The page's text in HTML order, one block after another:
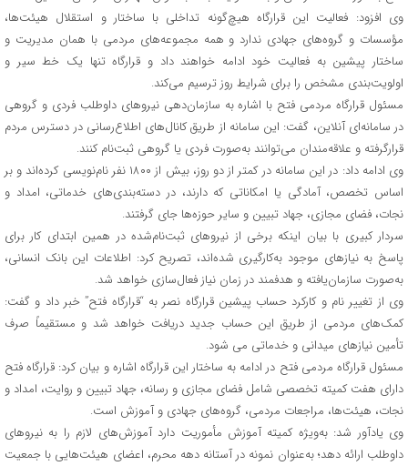
وی افزود: فعالیت این قرارگاه هیچ‌گونه تداخلی با ساختار و استقلال هیئت‌ها،
مؤسسات و گروه‌های جهادی ندارد و همه مجموعه‌های مردمی با همان مدیریت و
ساختار پیشین به فعالیت خود ادامه خواهند داد و قرارگاه تنها یک خط سیر و
اولویت‌بندی مشخص را برای شرایط روز ترسیم می‌کند.
مسئول قرارگاه مردمی فتح با اشاره به سازمان‌دهی نیروهای داوطلب فردی و گروهی
در سامانه‌ای آنلاین، گفت: این سامانه از طریق کانال‌های اطلاع‌رسانی در دسترس مردم
قرارگرفته و علاقه‌مندان می‌توانند به‌صورت فردی یا گروهی ثبت‌نام کنند.
وی ادامه داد: در این سامانه در کمتر از دو روز، بیش از ۱۸۰۰ نفر نام‌نویسی کرده‌اند و بر
اساس تخصص، آمادگی یا امکاناتی که دارند، در دسته‌بندی‌های خدماتی، امداد و
نجات، فضای مجازی، جهاد تبیین و سایر حوزه‌ها جای گرفتند.
سردار کبیری با بیان اینکه برخی از نیروهای ثبت‌نام‌شده در همین ابتدای کار برای
پاسخ به نیازهای موجود به‌کارگیری شده‌اند، تصریح کرد: اطلاعات این بانک انسانی،
به‌صورت سازمان‌یافته و هدفمند در زمان نیاز فعال‌سازی خواهد شد.
وی از تغییر نام و کارکرد حساب پیشین قرارگاه نصر به “قرارگاه فتح” خبر داد و گفت:
کمک‌های مردمی از طریق این حساب جدید دریافت خواهد شد و مستقیماً صرف
تأمین نیازهای میدانی و خدماتی می شود.
مسئول قرارگاه مردمی فتح در ادامه به ساختار این قرارگاه اشاره و بیان کرد: قرارگاه فتح
دارای هفت کمیته تخصصی شامل فضای مجازی و رسانه، جهاد تبیین و روایت، امداد و
نجات، هیئت‌ها، مراجعات مردمی، گروه‌های جهادی و آموزش است.
وی یادآور شد: به‌ویژه کمیته آموزش مأموریت دارد آموزش‌های لازم را به نیروهای
داوطلب ارائه دهد؛ به‌عنوان نمونه در آستانه دهه محرم، اعضای هیئت‌هایی با جمعیت